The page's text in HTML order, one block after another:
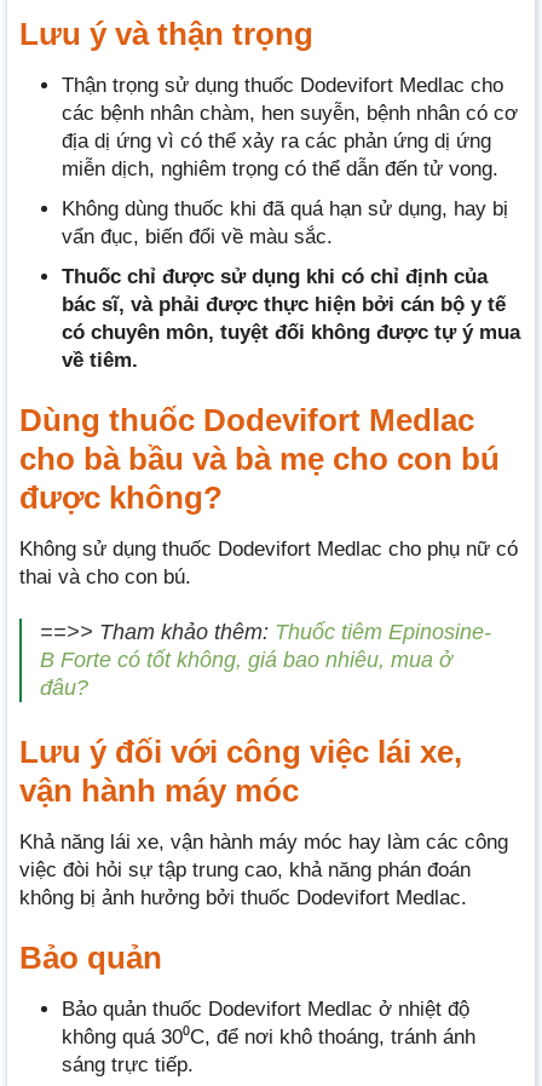
Lưu ý và thận trọng
Thận trọng sử dụng thuốc Dodevifort Medlac cho
các bệnh nhân chàm, hen suyễn, bệnh nhân có cơ
địa dị ứng vì có thể xảy ra các phản ứng dị ứng
miễn dịch, nghiêm trọng có thể dẫn đến tử vong.
Không dùng thuốc khi đã quá hạn sử dụng, hay bị
vẩn đục, biến đổi về màu sắc.
Thuốc chỉ được sử dụng khi có chỉ định của
bác sĩ, và phải được thực hiện bởi cán bộ y tế
có chuyên môn, tuyệt đối không được tự ý mua
về tiêm.
Dùng thuốc Dodevifort Medlac
cho bà bầu và bà mẹ cho con bú
được không?
Không sử dụng thuốc Dodevifort Medlac cho phụ nữ có
thai và cho con bú.
==>> Tham khảo thêm: Thuốc tiêm Epinosine-
B Forte có tốt không, giá bao nhiêu, mua ở
đâu?
Lưu ý đối với công việc lái xe,
vận hành máy móc
Khả năng lái xe, vận hành máy móc hay làm các công
việc đòi hỏi sự tập trung cao, khả năng phán đoán
không bị ảnh hưởng bởi thuốc Dodevifort Medlac.
Bảo quản
Bảo quản thuốc Dodevifort Medlac ở nhiệt độ
không quá 30⁰C, để nơi khô thoáng, tránh ánh
sáng trực tiếp.